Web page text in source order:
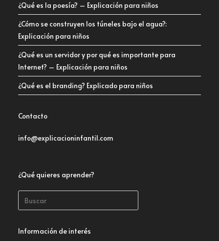
¿Qué es la poesía? – Explicación para niños
¿Cómo se construyen los túneles bajo el agua?:
Explicación para niños
¿Qué es un servidor y por qué es importante para
Internet? – Explicación para niños
¿Qué es el branding? Explicado para niños
Contacto
info@explicacioninfantil.com
¿Qué quieres aprender?
Información de interés